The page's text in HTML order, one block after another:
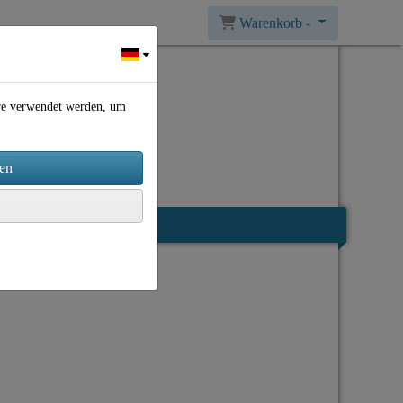
Warenkorb -
verwendet werden, um